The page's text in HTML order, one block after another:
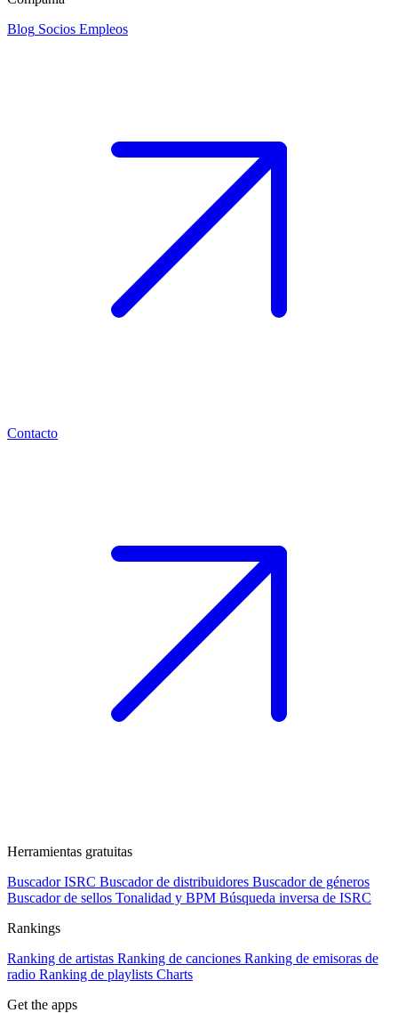
Blog Socios Empleos
Contacto
Herramientas gratuitas
Buscador ISRC Buscador de distribuidores Buscador de géneros
Buscador de sellos Tonalidad y BPM Búsqueda inversa de ISRC
Rankings
Ranking de artistas Ranking de canciones Ranking de emisoras de
radio Ranking de playlists Charts
Get the apps